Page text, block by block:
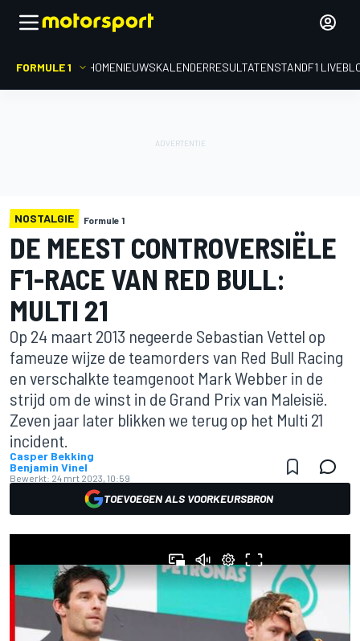
FORMULE 1 HOMENIEUWSKALENDERRESULTATENSTANDF1
NOSTALGIE Formule 1
DE MEEST CONTROVERSIËLE
F1-RACE VAN RED BULL:
MULTI 21
Op 24 maart 2013 negeerde Sebastian Vettel op
fameuze wijze de teamorders van Red Bull Racing
en verschalkte teamgenoot Mark Webber in de
strijd om de winst in de Grand Prix van Maleisië.
Zeven jaar later blikken we terug op het Multi 21
incident.
Casper Bekking
Benjamin Vinel
Bewerkt: 24 mrt 2023, 10:59
TOEVOEGEN ALS VOORKEURSBRON